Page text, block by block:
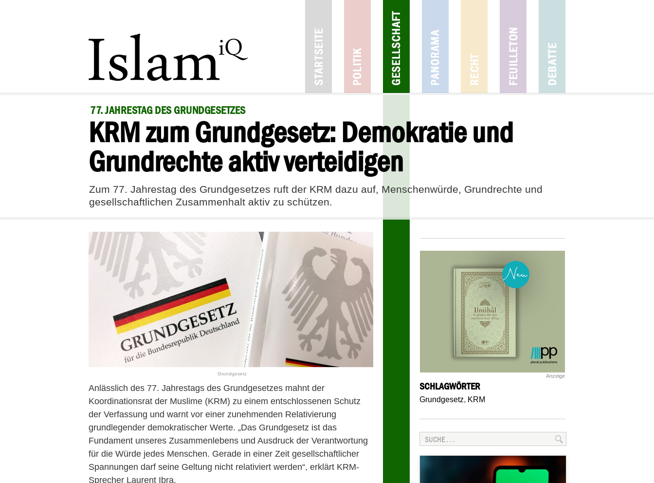
77. JAHRESTAG DES GRUNDGESETZES
KRM zum Grundgesetz: Demokratie und
Grundrechte aktiv verteidigen
Zum 77. Jahrestag des Grundgesetzes ruft der KRM dazu auf, Menschenwürde, Grundrechte und
gesellschaftlichen Zusammenhalt aktiv zu schützen.
Grundgesetz
Anlässlich des 77. Jahrestags des Grundgesetzes mahnt der
Koordinationsrat der Muslime (KRM) zu einem entschlossenen Schutz
der Verfassung und warnt vor einer zunehmenden Relativierung
grundlegender demokratischer Werte. „Das Grundgesetz ist das
Fundament unseres Zusammenlebens und Ausdruck der Verantwortung
für die Würde jedes Menschen. Gerade in einer Zeit gesellschaftlicher
Spannungen darf seine Geltung nicht relativiert werden“, erklärt KRM-
Sprecher Laurent Ibra.
Anzeige
SCHLAGWÖRTER
Grundgesetz, KRM